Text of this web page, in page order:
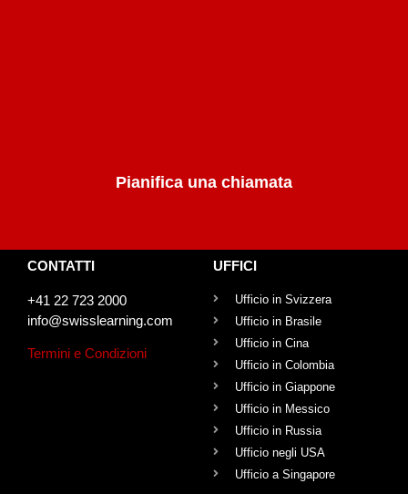
Pianifica una chiamata
CONTATTI
+41 22 723 2000
info@swisslearning.com
Termini e Condizioni
UFFICI
Ufficio in Svizzera
Ufficio in Brasile
Ufficio in Cina
Ufficio in Colombia
Ufficio in Giappone
Ufficio in Messico
Ufficio in Russia
Ufficio negli USA
Ufficio a Singapore